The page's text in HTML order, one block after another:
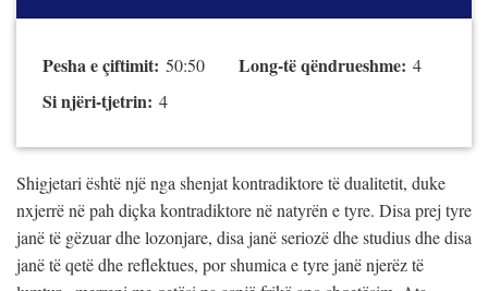
Pesha e çiftimit: 50:50
Si njëri-tjetrin: 4
Long-të qëndrueshme: 4
Shigjetari është një nga shenjat kontradiktore të dualitetit, duke
nxjerrë në pah diçka kontradiktore në natyrën e tyre. Disa prej tyre
janë të gëzuar dhe lozonjare, disa janë seriozë dhe studius dhe disa
janë të qetë dhe reflektues, por shumica e tyre janë njerëz të